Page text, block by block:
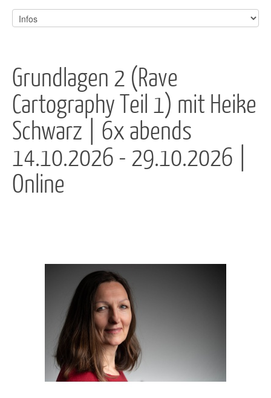
Grundlagen 2 (Rave
Cartography Teil 1) mit Heike
Schwarz | 6x abends
14.10.2026 - 29.10.2026 |
Online